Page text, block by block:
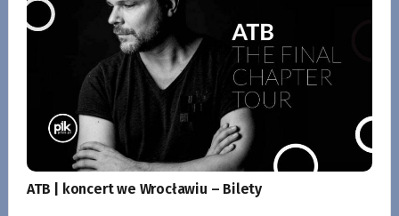
ATB | koncert we Wrocławiu – Bilety